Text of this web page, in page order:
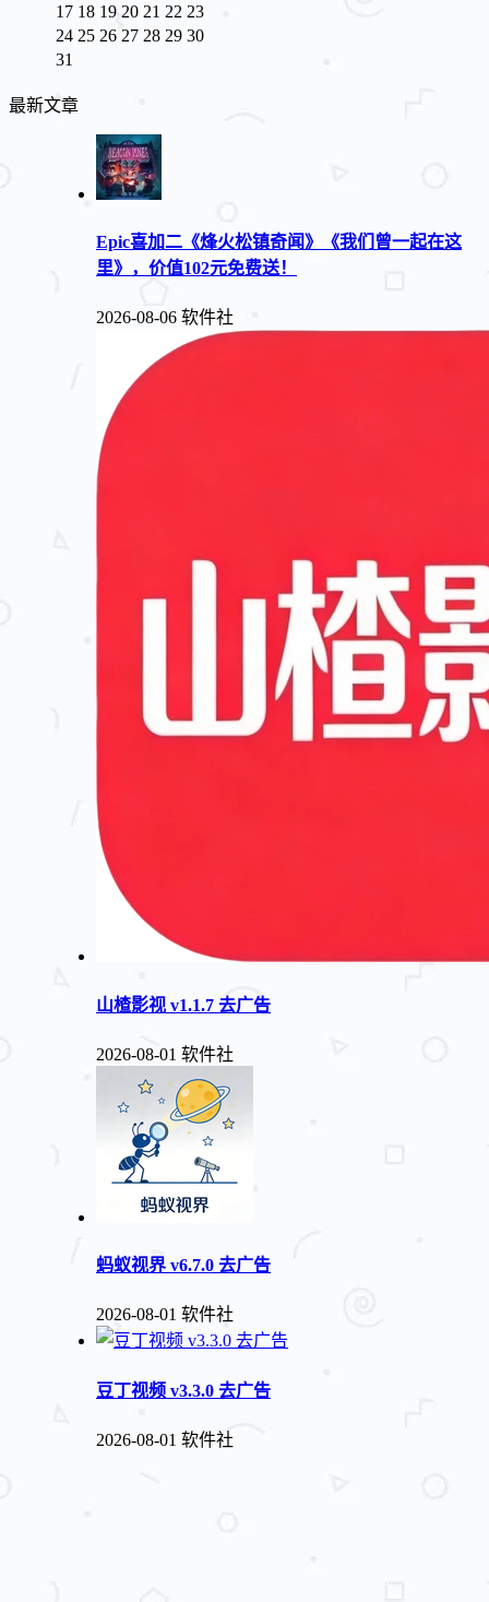
17 18 19 20 21 22 23
24 25 26 27 28 29 30
31
最新文章
Epic喜加二《烽火松镇奇闻》《我们曾一起在这
里》，价值102元免费送！
2026-08-06 软件社
山楂影视 v1.1.7 去广告
2026-08-01 软件社
蚂蚁视界 v6.7.0 去广告
2026-08-01 软件社
豆丁视频 v3.3.0 去广告
2026-08-01 软件社